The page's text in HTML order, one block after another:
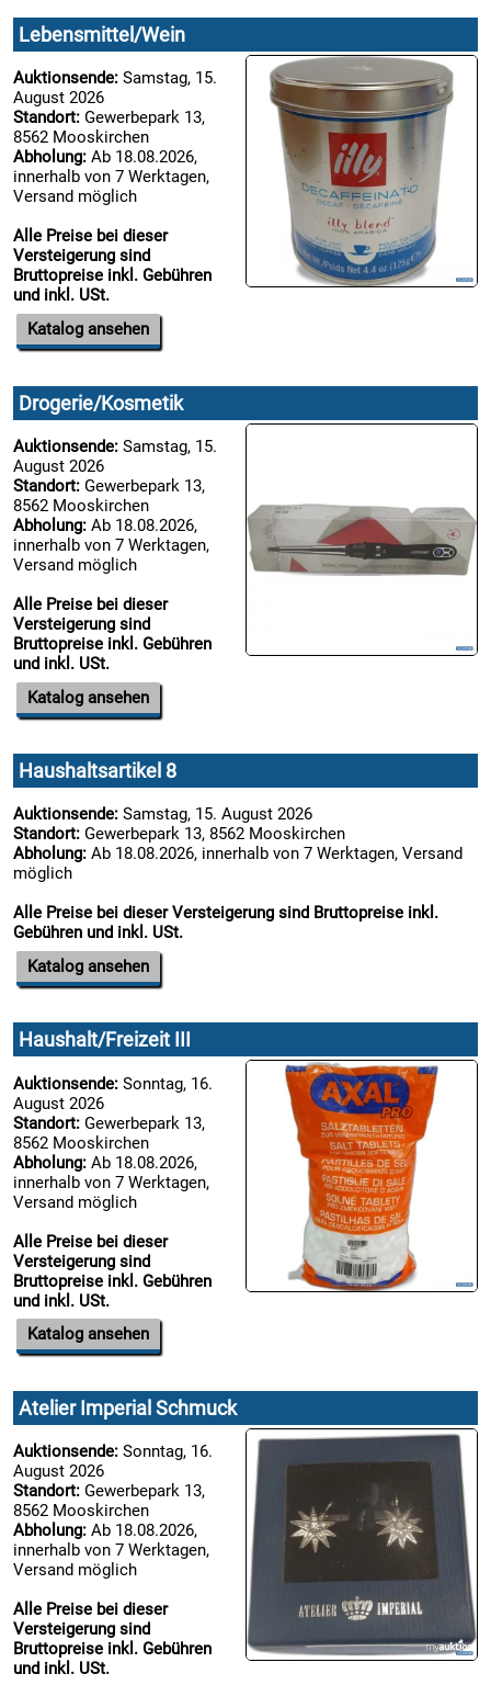
Lebensmittel/Wein
Auktionsende: Samstag, 15.
August 2026
Standort: Gewerbepark 13,
8562 Mooskirchen
Abholung: Ab 18.08.2026,
innerhalb von 7 Werktagen,
Versand möglich
Alle Preise bei dieser
Versteigerung sind
Bruttopreise inkl. Gebühren
und inkl. USt.
Katalog ansehen
Drogerie/Kosmetik
Auktionsende: Samstag, 15.
August 2026
Standort: Gewerbepark 13,
8562 Mooskirchen
Abholung: Ab 18.08.2026,
innerhalb von 7 Werktagen,
Versand möglich
Alle Preise bei dieser
Versteigerung sind
Bruttopreise inkl. Gebühren
und inkl. USt.
Katalog ansehen
Haushaltsartikel 8
Auktionsende: Samstag, 15. August 2026
Standort: Gewerbepark 13, 8562 Mooskirchen
Abholung: Ab 18.08.2026, innerhalb von 7 Werktagen, Versand
möglich
Alle Preise bei dieser Versteigerung sind Bruttopreise inkl.
Gebühren und inkl. USt.
Katalog ansehen
Haushalt/Freizeit III
Auktionsende: Sonntag, 16.
August 2026
Standort: Gewerbepark 13,
8562 Mooskirchen
Abholung: Ab 18.08.2026,
innerhalb von 7 Werktagen,
Versand möglich
Alle Preise bei dieser
Versteigerung sind
Bruttopreise inkl. Gebühren
und inkl. USt.
Katalog ansehen
Atelier Imperial Schmuck
Auktionsende: Sonntag, 16.
August 2026
Standort: Gewerbepark 13,
8562 Mooskirchen
Abholung: Ab 18.08.2026,
innerhalb von 7 Werktagen,
Versand möglich
Alle Preise bei dieser
Versteigerung sind
Bruttopreise inkl. Gebühren
und inkl. USt.